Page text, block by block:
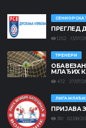
СЕНИОРСКА
ПРЕГЛЕД
1252 13/07/
ТРЕНЕРИ
МЛАЂИХ
472 27/07/
ЛИГА
ПРИЈАВА
310 02/08/